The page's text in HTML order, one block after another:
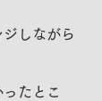
しながら
たとこ